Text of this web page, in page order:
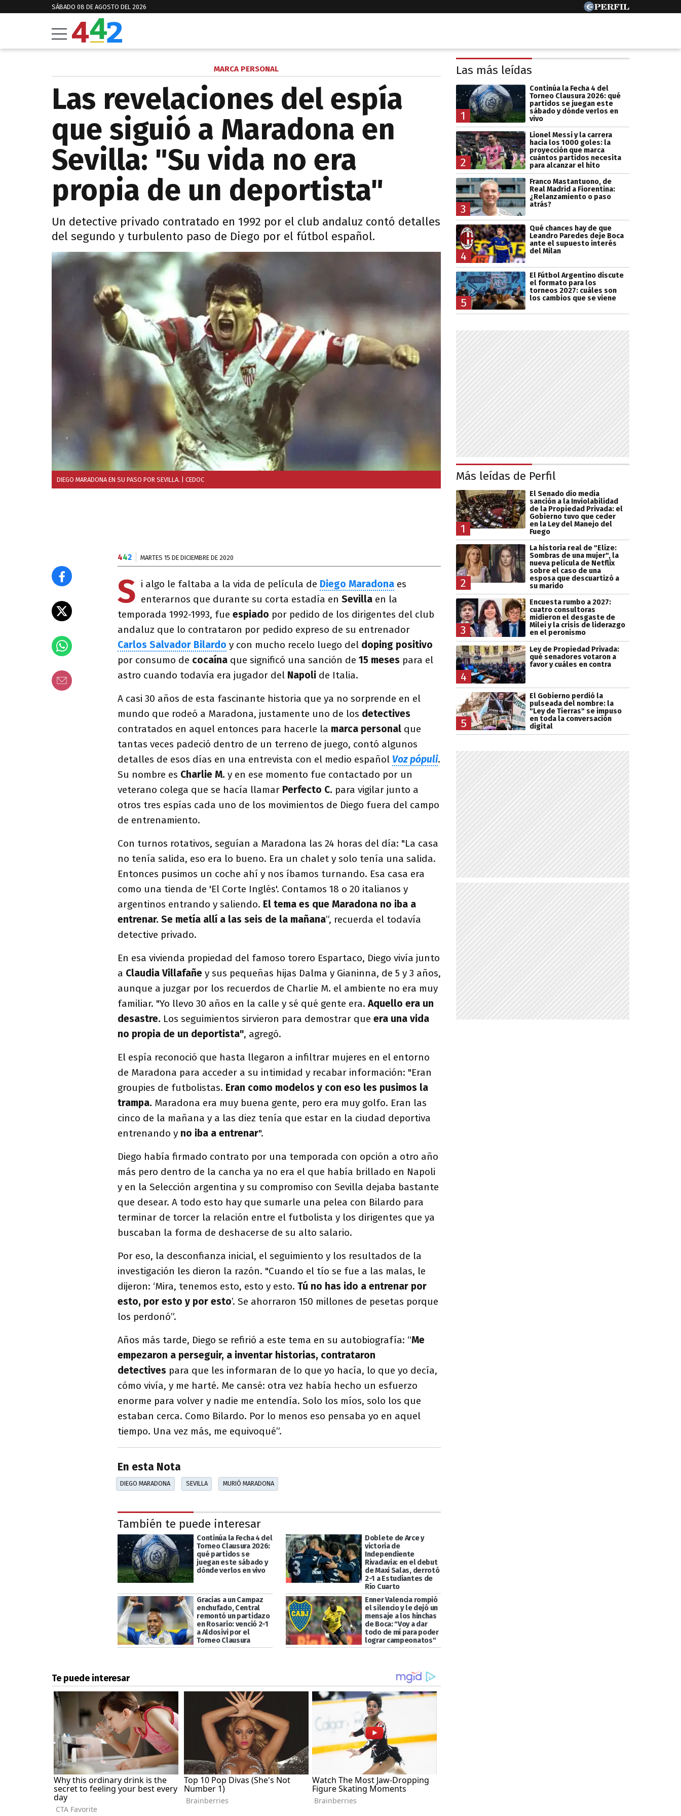
SÁBADO 08 DE AGOSTO DEL 2026
MARCA PERSONAL
Las revelaciones del espía
que siguió a Maradona en
Sevilla: "Su vida no era
propia de un deportista"
Un detective privado contratado en 1992 por el club andaluz contó detalles
del segundo y turbulento paso de Diego por el fútbol español.
DIEGO MARADONA EN SU PASO POR SEVILLA. | CEDOC
442 MARTES 15 DE DICIEMBRE DE 2020
S i algo le faltaba a la vida de película de Diego Maradona es
enterarnos que durante su corta estadía en Sevilla en la
temporada 1992-1993, fue espiado por pedido de los dirigentes del club
andaluz que lo contrataron por pedido expreso de su entrenador
Carlos Salvador Bilardo y con mucho recelo luego del doping positivo
por consumo de cocaína que significó una sanción de 15 meses para el
astro cuando todavía era jugador del Napoli de Italia.
A casi 30 años de esta fascinante historia que ya no sorprende en el
mundo que rodeó a Maradona, justamente uno de los detectives
contratados en aquel entonces para hacerle la marca personal que
tantas veces padeció dentro de un terreno de juego, contó algunos
detalles de esos días en una entrevista con el medio español Voz pópuli.
Su nombre es Charlie M. y en ese momento fue contactado por un
veterano colega que se hacía llamar Perfecto C. para vigilar junto a
otros tres espías cada uno de los movimientos de Diego fuera del campo
de entrenamiento.
Con turnos rotativos, seguían a Maradona las 24 horas del día: "La casa
no tenía salida, eso era lo bueno. Era un chalet y solo tenía una salida.
Entonces pusimos un coche ahí y nos íbamos turnando. Esa casa era
como una tienda de 'El Corte Inglés'. Contamos 18 o 20 italianos y
argentinos entrando y saliendo. El tema es que Maradona no iba a
entrenar. Se metía allí a las seis de la mañana”, recuerda el todavía
detective privado.
En esa vivienda propiedad del famoso torero Espartaco, Diego vivía junto
a Claudia Villafañe y sus pequeñas hijas Dalma y Gianinna, de 5 y 3 años,
aunque a juzgar por los recuerdos de Charlie M. el ambiente no era muy
familiar. "Yo llevo 30 años en la calle y sé qué gente era.Aquello era un
desastre. Los seguimientos sirvieron para demostrar que era una vida
no propia de un deportista", agregó.
El espía reconoció que hasta llegaron a infiltrar mujeres en el entorno
de Maradona para acceder a su intimidad y recabar información: "Eran
groupies de futbolistas. Eran como modelos y con eso les pusimos la
trampa. Maradona era muy buena gente, pero era muy golfo. Eran las
cinco de la mañana y a las diez tenía que estar en la ciudad deportiva
entrenando y no iba a entrenar".
Diego había firmado contrato por una temporada con opción a otro año
más pero dentro de la cancha ya no era el que había brillado en Napoli
y en la Selección argentina y su compromiso con Sevilla dejaba bastante
que desear. A todo esto hay que sumarle una pelea con Bilardo para
terminar de torcer la relación entre el futbolista y los dirigentes que ya
buscaban la forma de deshacerse de su alto salario.
Por eso, la desconfianza inicial, el seguimiento y los resultados de la
investigación les dieron la razón. "Cuando el tío se fue a las malas, le
dijeron: ‘Mira, tenemos esto, esto y esto. Tú no has ido a entrenar por
esto, por esto y por esto’. Se ahorraron 150 millones de pesetas porque
los perdonó”.
Años más tarde, Diego se refirió a este tema en su autobiografía: “Me
empezaron a perseguir, a inventar historias, contrataron
detectives para que les informaran de lo que yo hacía, lo que yo decía,
cómo vivía, y me harté. Me cansé: otra vez había hecho un esfuerzo
enorme para volver y nadie me entendía. Solo los míos, solo los que
estaban cerca. Como Bilardo. Por lo menos eso pensaba yo en aquel
tiempo. Una vez más, me equivoqué”.
En esta Nota
DIEGO MARADONA SEVILLA MURIÓ MARADONA
También te puede interesar
Continúa la Fecha 4 del
Torneo Clausura 2026:
qué partidos se
juegan este sábado y
dónde verlos en vivo
Doblete de Arce y
victoria de
Independiente
Rivadavia: en el debut
de Maxi Salas, derrotó
2-1 a Estudiantes de
Río Cuarto
Gracias a un Campaz
enchufado, Central
remontó un partidazo
en Rosario: venció 2-1
a Aldosivi por el
Torneo Clausura
Enner Valencia rompió
el silencio y le dejó un
mensaje a los hinchas
de Boca: "Voy a dar
todo de mí para poder
lograr campeonatos"
Las más leídas
1
Continúa la Fecha 4 del
Torneo Clausura 2026: qué
partidos se juegan este
sábado y dónde verlos en
vivo
2
Lionel Messi y la carrera
hacia los 1000 goles: la
proyección que marca
cuántos partidos necesita
para alcanzar el hito
3
Franco Mastantuono, de
Real Madrid a Fiorentina:
¿Relanzamiento o paso
atrás?
4
Qué chances hay de que
Leandro Paredes deje Boca
ante el supuesto interés
del Milan
5
El Fútbol Argentino discute
el formato para los
torneos 2027: cuáles son
los cambios que se viene
Más leídas de Perfil
1
El Senado dio media
sanción a la Inviolabilidad
de la Propiedad Privada: el
Gobierno tuvo que ceder
en la Ley del Manejo del
Fuego
2
La historia real de "Elize:
Sombras de una mujer", la
nueva película de Netflix
sobre el caso de una
esposa que descuartizó a
su marido
3
Encuesta rumbo a 2027:
cuatro consultoras
midieron el desgaste de
Milei y la crisis de liderazgo
en el peronismo
4
Ley de Propiedad Privada:
qué senadores votaron a
favor y cuáles en contra
5
El Gobierno perdió la
pulseada del nombre: la
"Ley de Tierras" se impuso
en toda la conversación
digital